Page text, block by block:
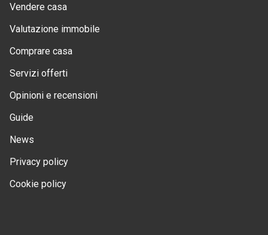
Vendere casa
Valutazione immobile
Comprare casa
Servizi offerti
Opinioni e recensioni
Guide
News
Privacy policy
Cookie policy